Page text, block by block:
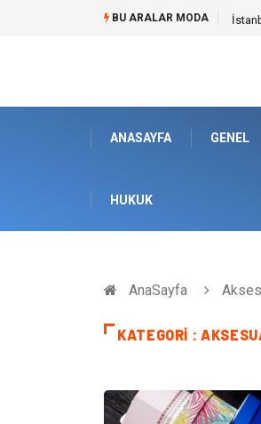
BU ARALAR MODA
ANASAYFA GENEL
HUKUK
AnaSayfa
KATEGORI :